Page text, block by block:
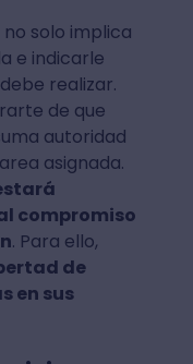
solo implica
e indicarle
realizar.
de que
autoridad
asignada.
compromiso
. Para ello,
de
en sus